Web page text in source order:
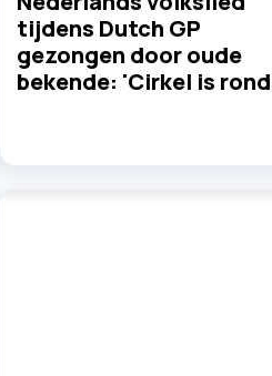
tijdens Dutch GP
gezongen door oude
bekende: 'Cirkel is